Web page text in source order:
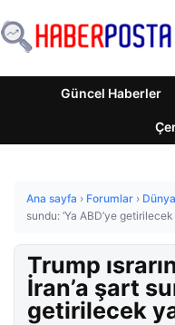
Güncel Haberler
Ana sayfa › Forumlar › Dünya
sundu: ‘Ya ABD’ye
Trump
İran’a şart
getirilecek